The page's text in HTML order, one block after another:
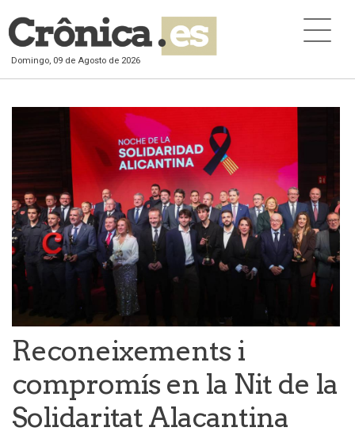
Domingo, 09 de Agosto de 2026
Reconeixements i
compromís en la Nit de la
Solidaritat Alacantina